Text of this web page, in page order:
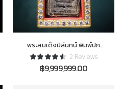
พระสมเด็จปิลันทน์ พิมพ์ปก
โพธิ์พิมพ์ลึก2 Reviews
฿9,999,999.00